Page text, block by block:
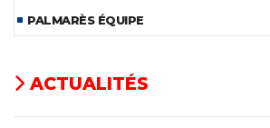
PALMARÈS ÉQUIPE
ACTUALITÉS